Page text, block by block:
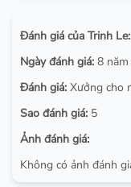
Đánh giá của Trinh Le:
Ngày đánh giá: 8
Đánh giá: Xưởng cho
Sao đánh giá: 5
Ảnh đánh giá:
Không có ảnh đánh